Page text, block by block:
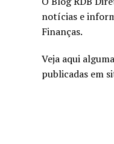
notícias e
Finanças.
Veja aqui
publicadas em